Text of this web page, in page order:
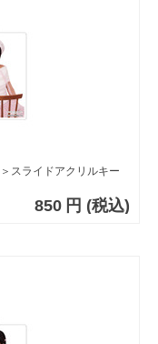
スライドアクリルキー
850 円 (税込)